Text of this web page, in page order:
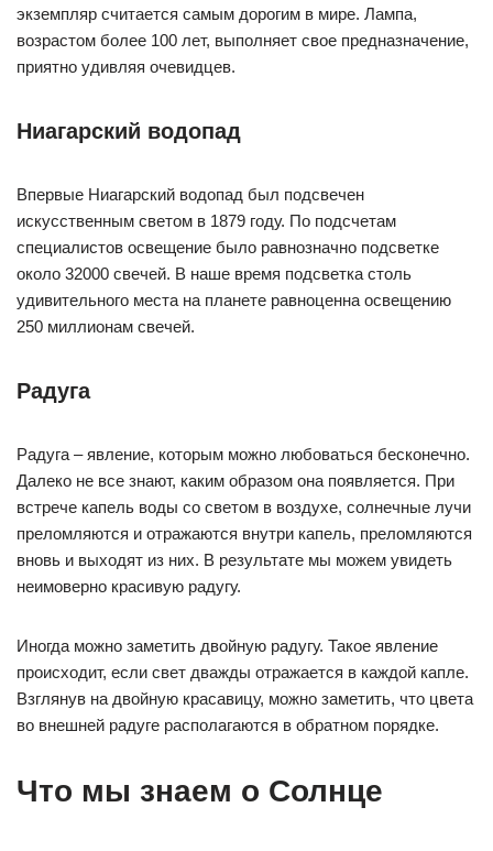
экземпляр считается самым дорогим в мире. Лампа,
возрастом более 100 лет, выполняет свое предназначение,
приятно удивляя очевидцев.
Ниагарский водопад
Впервые Ниагарский водопад был подсвечен
искусственным светом в 1879 году. По подсчетам
специалистов освещение было равнозначно подсветке
около 32000 свечей. В наше время подсветка столь
удивительного места на планете равноценна освещению
250 миллионам свечей.
Радуга
Радуга – явление, которым можно любоваться бесконечно.
Далеко не все знают, каким образом она появляется. При
встрече капель воды со светом в воздухе, солнечные лучи
преломляются и отражаются внутри капель, преломляются
вновь и выходят из них. В результате мы можем увидеть
неимоверно красивую радугу.
Иногда можно заметить двойную радугу. Такое явление
происходит, если свет дважды отражается в каждой капле.
Взглянув на двойную красавицу, можно заметить, что цвета
во внешней радуге располагаются в обратном порядке.
Что мы знаем о Солнце